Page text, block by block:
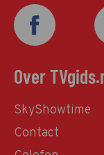
Over
SkyShowtime
Contact